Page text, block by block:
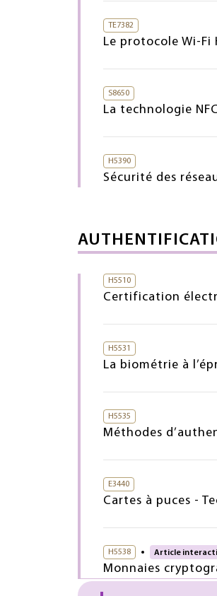
TE7382
Le protocole Wi-Fi
S8650
La technologie
H5390
Sécurité des
H5510
Certification
H5531
La biométrie à
H5535
Méthodes
E3440
Cartes à puces -
H5538 Article
Monnaies